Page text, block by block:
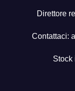
Direttore
Contattaci:
Stock